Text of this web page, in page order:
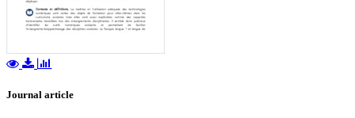
Journal article